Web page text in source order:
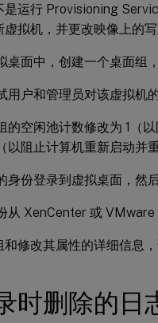
运行 Provisioning
拟机，并更改映像上的
桌面中，创建一个桌面组
用户和管理员对该虚拟机
的空闲池计数修改为 1（
以阻止计算机重新启动并
身份登录到虚拟桌面，然
从 XenCenter 或 VMware
和修改其属性的详细信息
时删除的日